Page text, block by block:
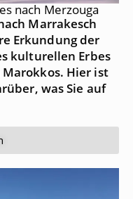
nach Merzouga
Marrakesch
Erkundung der
kulturellen Erbes
Hier ist
was Sie auf